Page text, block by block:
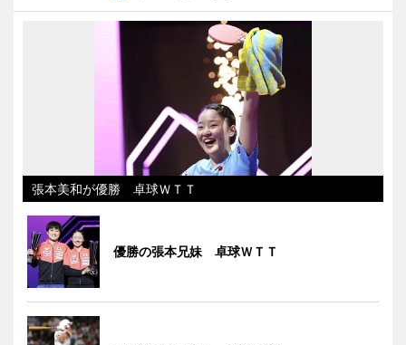
張本美和が優勝 卓球ＷＴＴ
優勝の張本兄妹 卓球ＷＴＴ